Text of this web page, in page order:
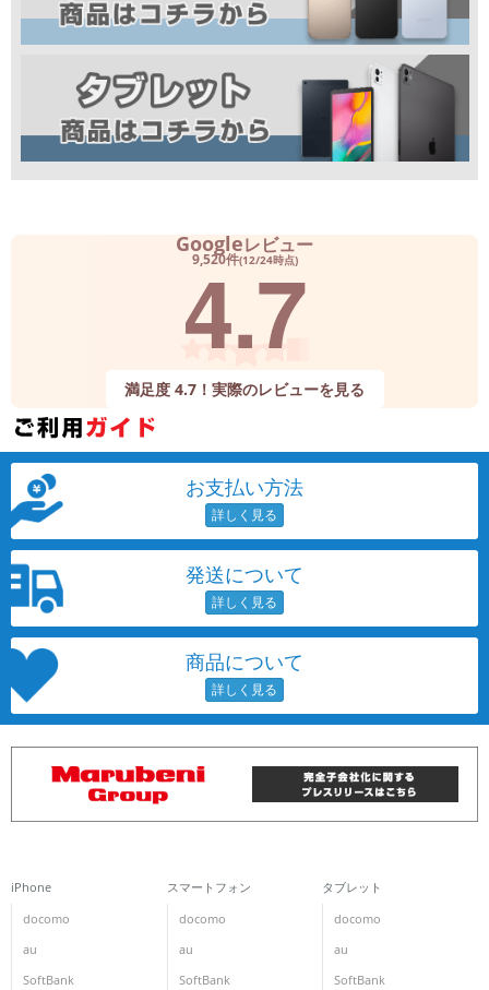
Googleレビュー
9,520件(12/24時点)
4.7
満足度 4.7！実際のレビューを見る
お支払い方法
発送について
商品について
iPhone
docomo
au
SoftBank
スマートフォン
docomo
au
SoftBank
タブレット
docomo
au
SoftBank